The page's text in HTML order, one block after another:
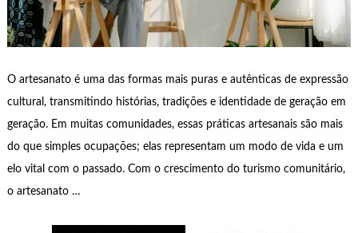
O artesanato é uma das formas mais puras e autênticas de expressão
cultural, transmitindo histórias, tradições e identidade de geração em
geração. Em muitas comunidades, essas práticas artesanais são mais
do que simples ocupações; elas representam um modo de vida e um
elo vital com o passado. Com o crescimento do turismo comunitário,
o artesanato …